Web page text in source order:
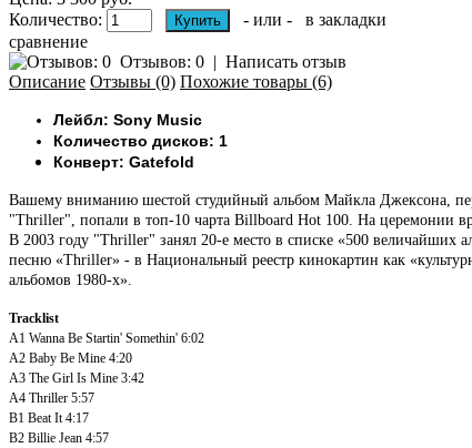
Количество:
- или -
в закладки
сравнение
Отзывов: 0 | Написать отзыв
Описание Отзывы (0) Похожие товары (6)
Лейбл: Sony Music
Количество дисков: 1
Конверт: Gatefold
Вашему вниманию шестой студийный альбом Майкла Джексона,
"Thriller", попали в топ-10 чарта Billboard Hot 100. На церемонии
В 2003 году "Thriller" занял 20-е место в списке «500 величайших
песню «Thriller» - в Национальный реестр кинокартин как
альбомов 1980-х».
Tracklist
A1 Wanna Be Startin' Somethin' 6:02
A2 Baby Be Mine 4:20
A3 The Girl Is Mine 3:42
A4 Thriller 5:57
B1 Beat It 4:17
B2 Billie Jean 4:57